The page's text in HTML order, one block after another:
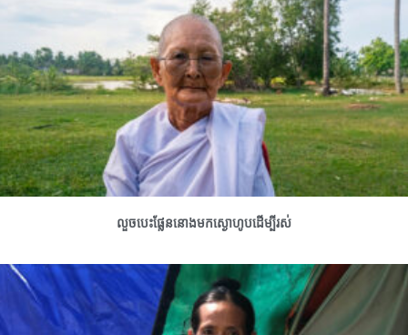
លួចបេះផ្លែននោងមកស្ងោហូបដើម្បីរស់